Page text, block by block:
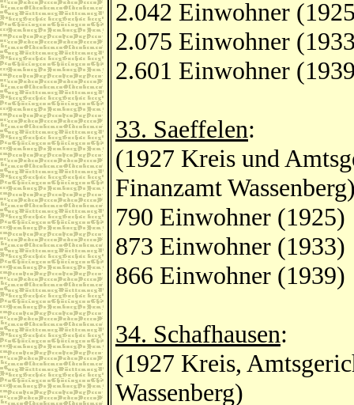
2.042 Einwohner
2.075 Einwohner
2.601 Einwohner
33. Saeffelen:
(1927 Kreis und
Finanzamt
790 Einwohner (1925)
873 Einwohner (1933)
866 Einwohner (1939)
34. Schafhausen:
(1927 Kreis,
Wassenberg)